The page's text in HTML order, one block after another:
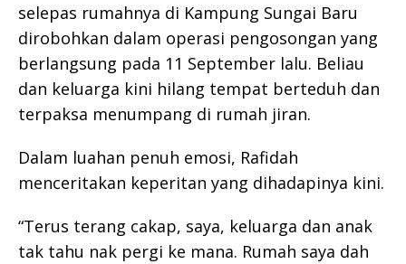
selepas rumahnya di Kampung Sungai Baru
dirobohkan dalam operasi pengosongan yang
berlangsung pada 11 September lalu. Beliau
dan keluarga kini hilang tempat berteduh dan
terpaksa menumpang di rumah jiran.
Dalam luahan penuh emosi, Rafidah
menceritakan keperitan yang dihadapinya kini.
“Terus terang cakap, saya, keluarga dan anak
tak tahu nak pergi ke mana. Rumah saya dah